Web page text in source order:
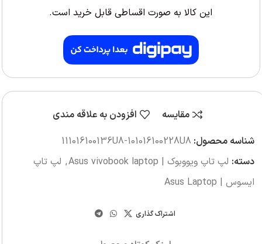
این کالا به صورت اقساطی قابل خرید است.
مقایسه
افزودن به علاقه مندی
شناسه محصول: 111016100136U8-101016100228U8
دسته: لپ تاپ ویووبوک | Asus vivobook laptop , لپ تاپ
ایسوس | Asus Laptop
اشتراک گذاری